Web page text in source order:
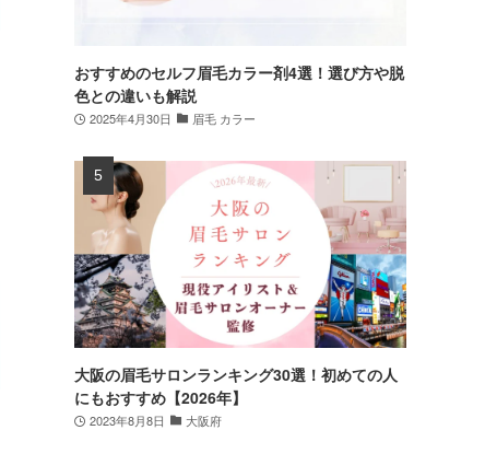
おすすめのセルフ眉毛カラー剤4選！選び方や脱
色との違いも解説
2025年4月30日 眉毛 カラー
大阪の眉毛サロンランキング30選！初めての人
にもおすすめ【2026年】
2023年8月8日 大阪府